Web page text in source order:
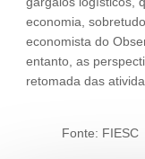
economia,
economista do
entanto, as
retomada das
Fonte: FIESC